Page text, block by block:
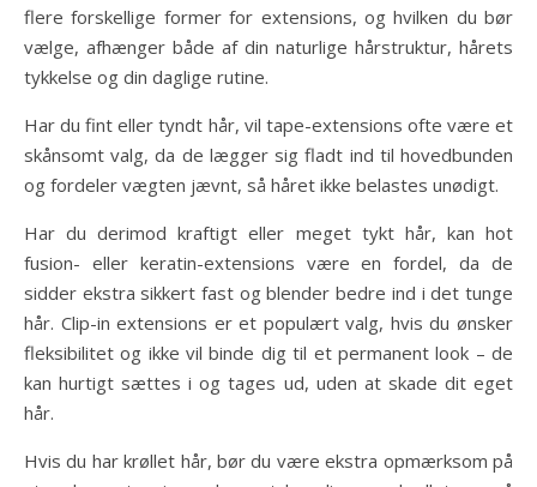
flere forskellige former for extensions, og hvilken du bør
vælge, afhænger både af din naturlige hårstruktur, hårets
tykkelse og din daglige rutine.
Har du fint eller tyndt hår, vil tape-extensions ofte være et
skånsomt valg, da de lægger sig fladt ind til hovedbunden
og fordeler vægten jævnt, så håret ikke belastes unødigt.
Har du derimod kraftigt eller meget tykt hår, kan hot
fusion- eller keratin-extensions være en fordel, da de
sidder ekstra sikkert fast og blender bedre ind i det tunge
hår. Clip-in extensions er et populært valg, hvis du ønsker
fleksibilitet og ikke vil binde dig til et permanent look – de
kan hurtigt sættes i og tages ud, uden at skade dit eget
hår.
Hvis du har krøllet hår, bør du være ekstra opmærksom på